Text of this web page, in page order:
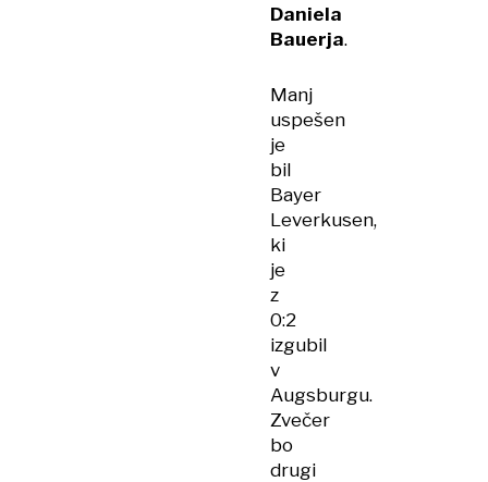
Daniela
Bauerja.
Manj
uspešen
je
bil
Bayer
Leverkusen,
ki
je
z
0:2
izgubil
v
Augsburgu.
Zvečer
bo
drugi